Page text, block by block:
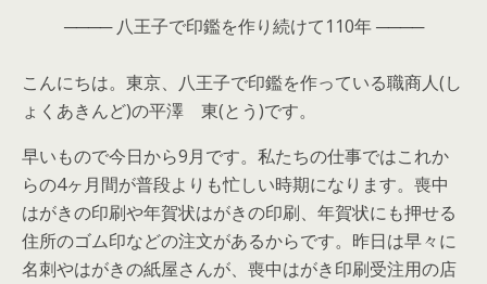
──── 八王子で印鑑を作り続けて110年 ────
こんにちは。東京、八王子で印鑑を作っている職商人(し
ょくあきんど)の平澤 東(とう)です。
早いもので今日から9月です。私たちの仕事ではこれか
らの4ヶ月間が普段よりも忙しい時期になります。喪中
はがきの印刷や年賀状はがきの印刷、年賀状にも押せる
住所のゴム印などの注文があるからです。昨日は早々に
名刺やはがきの紙屋さんが、喪中はがき印刷受注用の店